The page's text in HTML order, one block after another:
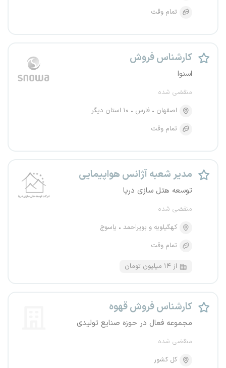
تمام وقت
کارشناس فروش
اسنوا
منقضی شده
اصفهان
فارس
۱۰ استان دیگر
تمام وقت
مدیر شعبه آژانس هواپیمایی
توسعه هتل سازی دریا
منقضی شده
کهگیلویه و بویراحمد
یاسوج
تمام وقت
از ۱۴ میلیون تومان
کارشناس فروش قهوه
مجموعه فعال در حوزه صنایع تولیدی
منقضی شده
کل کشور